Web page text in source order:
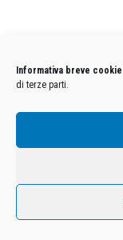
Informativa breve cookie
di terze parti.